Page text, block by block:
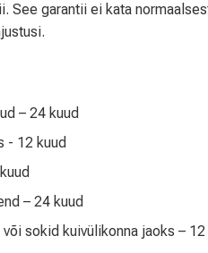
See garantii ei kata
– 24 kuud
- 12 kuud
– 24 kuud
sokid kuivülikonna jaoks – 12